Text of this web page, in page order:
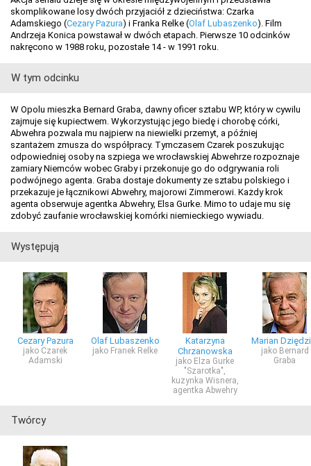
skomplikowane losy dwóch przyjaciół z dzieciństwa: Czarka
Adamskiego (Cezary Pazura) i Franka Relke (Olaf Lubaszenko). Film
Andrzeja Konica powstawał w dwóch etapach. Pierwsze 10 odcinków
nakręcono w 1988 roku, pozostałe 14 - w 1991 roku.
W tym odcinku
W Opolu mieszka Bernard Graba, dawny oficer sztabu WP, który w cywilu
zajmuje się kupiectwem. Wykorzystując jego biedę i chorobę córki,
Abwehra pozwala mu najpierw na niewielki przemyt, a później
szantażem zmusza do współpracy. Tymczasem Czarek poszukując
odpowiedniej osoby na szpiega we wrocławskiej Abwehrze rozpoznaje
zamiary Niemców wobec Graby i przekonuje go do odgrywania roli
podwójnego agenta. Graba dostaje dokumenty ze sztabu polskiego i
przekazuje je łącznikowi Abwehry, majorowi Zimmerowi. Każdy krok
agenta obserwuje agentka Abwehry, Elsa Gurke. Mimo to udaje mu się
zdobyć zaufanie wrocławskiej komórki niemieckiego wywiadu.
Występują
Cezary Pazura
jako Czarek
Adamski
Olaf Lubaszenko
jako Franek Relke
Katarzyna
Chrzanowska
jako Elza Gurke
"Szarotka",
kuzynka Wisnera,
agentka Abwehry
Marian
jako Bernard
Graba
Twórcy